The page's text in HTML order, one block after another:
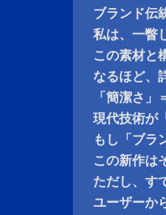
ブランド伝
私は、一瞥
この素材と
なるほど、
「簡潔さ
現代技術が
もし「ブラ
この新作は
ただし、す
ユーザーか